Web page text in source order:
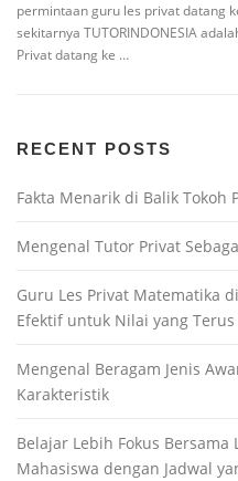
permintaan guru les privat datang
sekitarnya TUTORINDONESIA
Privat datang ke …
RECENT POSTS
Fakta Menarik di Balik Tokoh
Mengenal Tutor Privat
Guru Les Privat Matematika
Efektif untuk Nilai yang
Mengenal Beragam Jenis
Karakteristik
Belajar Lebih Fokus
Mahasiswa dengan Jadwal